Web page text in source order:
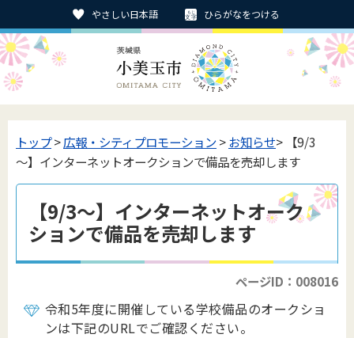
やさしい日本語 ひらがなをつける
トップ>広報・シティプロモーション>お知らせ> 【9/3
～】インターネットオークションで備品を売却します
【9/3～】インターネットオーク
ションで備品を売却します
ページID：008016
令和5年度に開催している学校備品のオークショ
ンは下記のURLでご確認ください。